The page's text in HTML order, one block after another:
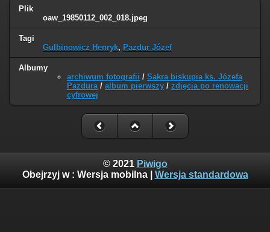
Plik
oaw_19850112_002_018.jpeg
Tagi
Gulbinowicz Henryk, Pazdur Józef
Albumy
archiwum fotografii / Sakra biskupia ks. Józefa
Pazdura / album pierwszy / zdjęcia po renowacji
cyfrowej
© 2021 Piwigo
Obejrzyj w : Wersja mobilna| Wersja standardowa